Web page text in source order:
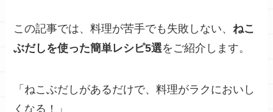
この記事では、料理が苦手でも失敗しない、 ねこ
ぶだしを使った簡単レシピ5選をご紹介します。
「ねこぶだしがあるだけで、料理がラクにおいし
くなる！」